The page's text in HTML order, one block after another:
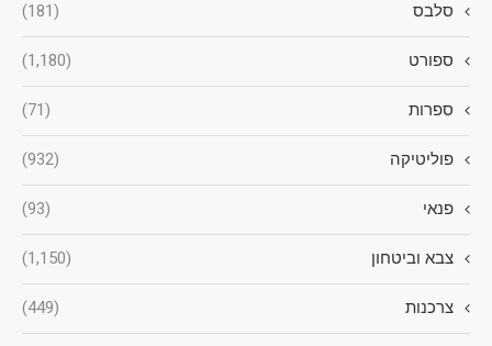
סלבס (181)
ספורט (1,180)
ספרות (71)
פוליטיקה (932)
פנאי (93)
צבא וביטחון (1,150)
צרכנות (449)